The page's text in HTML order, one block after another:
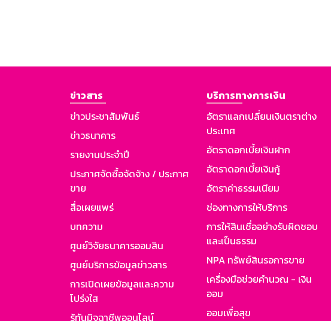
ข่าวสาร
ข่าวประชาสัมพันธ์
ข่าวธนาคาร
รายงานประจำปี
ประกาศจัดซื้อจัดจ้าง / ประกาศ
ขาย
สื่อเผยแพร่
บทความ
ศูนย์วิจัยธนาคารออมสิน
ศูนย์บริการข้อมูลข่าวสาร
การเปิดเผยข้อมูลและความ
โปร่งใส
รู้ทันมิจฉาชีพออนไลน์
บริการทางการเงิน
อัตราแลกเปลี่ยนเงินตราต่าง
ประเทศ
อัตราดอกเบี้ยเงินฝาก
อัตราดอกเบี้ยเงินกู้
อัตราค่าธรรมเนียม
ช่องทางการให้บริการ
การให้สินเชื่ออย่างรับผิดชอบ
และเป็นธรรม
NPA ทรัพย์สินรอการขาย
เครื่องมือช่วยคำนวณ - เงิน
ออม
ออมเพื่อสุข